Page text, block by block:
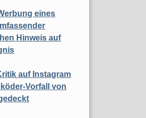
eines
Hinweis auf
auf Instagram
Vorfall von